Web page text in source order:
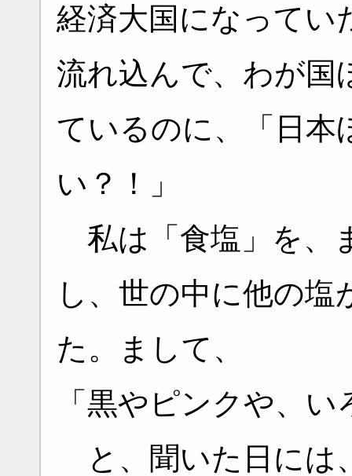
経済大国になってい
流れ込んで、わが国
ているのに、「日本
い？！」
私は「食塩」を、
し、世の中に他の
た。まして、
「黒やピンクや、
と、聞いた日には